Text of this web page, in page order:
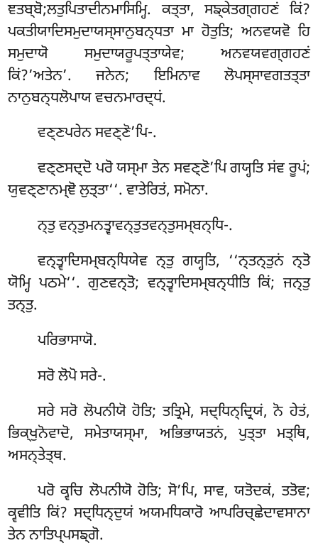
ਞਤਬ੍ਬੋ;ਲਤੁਪਿਤਾਦੀਨਮਾਸਿਮ੍ਹਿ. ਕਤ੍ਤਾ, ਸਙ੍ਕੇਤਗ੍ਗਹਣਂ ਕਿਂ?
ਪਕਤੀਯਾਦਿਸਮੁਦਾਯਸ੍ਸਾਨੁਬਨ੍ਧਤਾ ਮਾ ਹੋਤੁਤਿ; ਅਨਵਯਵੋ ਹਿ
ਸਮੁਦਾਯੋ ਸਮੁਦਾਯਰੂਪਤ੍ਤਾਯੇਵ; ਅਨਵਯਵਗ੍ਗਹਣਂ
ਕਿਂ?’ਅਤੇਨ’. ਜਨੇਨ; ਇਮਿਨਾਵ ਲੋਪਸ੍ਸਾਵਗਤਤ੍ਤਾ
ਨਾਨੁਬਨ੍ਧਲੋਪਾਯ ਵਚਨਮਾਰਦ੍ਧਂ.
ਵਣ੍ਣਪਰੇਨਸਵਣ੍ਣੋ’ਪਿ-.
ਵਣ੍ਣਸਦ੍ਦੋ ਪਰੋ ਯਸ੍ਮਾ ਤੇਨ ਸਵਣ੍ਣੋ’ਪਿ ਗਯ੍ਹਤਿ ਸਂਵ ਰੂਪਂ;
ਯੁਵਣ੍ਣਾਨਮ੍ਞੋ ਲੁਤ੍ਤਾ‘‘. ਵਾਤੇਰਿਤਂ, ਸਮੋਨਾ.
ਨ੍ਤੁਵਨ੍ਤੁਮਨਤ੍ਵਾਵਨ੍ਤੁਤਵਨ੍ਤੁਸਮ੍ਬਨ੍ਧਿ-.
ਵਨ੍ਤ੍ਵਾਦਿਸਮ੍ਬਨ੍ਧਿਯੇਵ ਨ੍ਤੁ ਗਯ੍ਹਤਿ, ‘‘ਨ੍ਤਨ੍ਤੁਨਂ ਨ੍ਤੋ
ਯੋਮ੍ਹਿ ਪਠਮੇ‘‘. ਗੁਣਵਨ੍ਤੋ; ਵਨ੍ਤ੍ਵਾਦਿਸਮ੍ਬਨ੍ਧੀਤਿ ਕਿਂ; ਜਨ੍ਤੁ
ਤਨ੍ਤੁ.
ਪਰਿਭਾਸਾਯੋ.
ਸਰੋ ਲੋਪੋ ਸਰੇ-.
ਸਰੇ ਸਰੋ ਲੋਪਨੀਯੋ ਹੋਤਿ; ਤਤ੍ਰਿਮੇ, ਸਦ੍ਧਿਨ੍ਦ੍ਰਿਯਂ, ਨੋ ਹੇਤਂ,
ਭਿਕ੍ਖੁਨੋਵਾਦੋ, ਸਮੇਤਾਯਸ੍ਮਾ, ਅਭਿਭਾਯਤਨਂ, ਪੁਤ੍ਤਾ ਮਤ੍ਥਿ,
ਅਸਨ੍ਤੇਤ੍ਥ.
ਪਰੋਕ੍ਵਚਿ ਲੋਪਨੀਯੋ ਹੋਤਿ; ਸੋ’ਪਿ, ਸਾਵ, ਯਤੋਦਕਂ, ਤਤੋਵ;
ਕ੍ਵਵੀਤਿ ਕਿਂ? ਸਦ੍ਧਿਨ੍ਦੁਯਂ ਅਯਮਧਿਕਾਰੋ ਆਪਰਿਚ੍ਛੇਦਾਵਸਾਨਾ
ਤੇਨ ਨਾਤਿਪ੍ਪਸਙ੍ਗੋ.